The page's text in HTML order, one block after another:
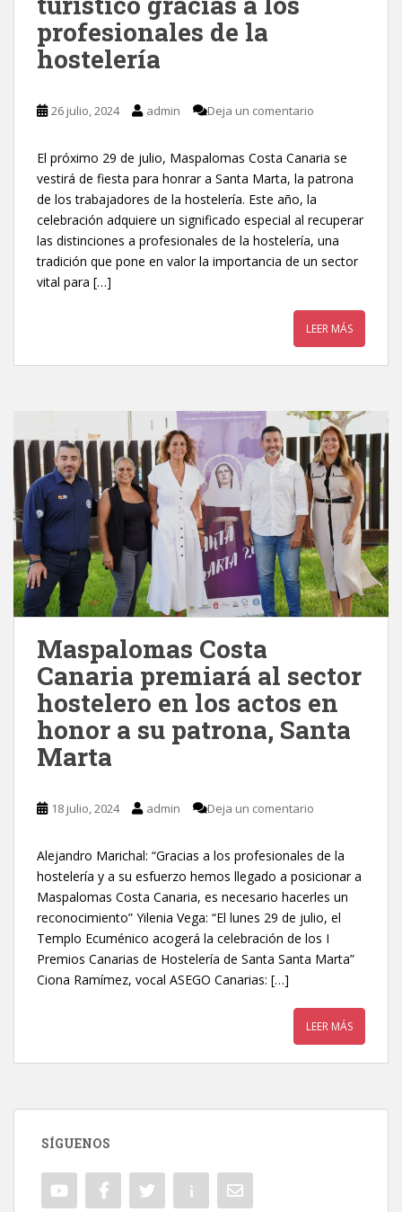
profesionales de la
hostelería
26 julio, 2024 admin Deja un comentario
El próximo 29 de julio, Maspalomas Costa Canaria se
vestirá de fiesta para honrar a Santa Marta, la patrona
de los trabajadores de la hostelería. Este año, la
celebración adquiere un significado especial al recuperar
las distinciones a profesionales de la hostelería, una
tradición que pone en valor la importancia de un sector
vital para […]
LEER MÁS
Maspalomas Costa
Canaria premiará al sector
hostelero en los actos en
honor a su patrona, Santa
Marta
18 julio, 2024 admin Deja un comentario
Alejandro Marichal: “Gracias a los profesionales de la
hostelería y a su esfuerzo hemos llegado a posicionar a
Maspalomas Costa Canaria, es necesario hacerles un
reconocimiento” Yilenia Vega: “El lunes 29 de julio, el
Templo Ecuménico acogerá la celebración de los I
Premios Canarias de Hostelería de Santa Santa Marta”
Ciona Ramímez, vocal ASEGO Canarias: […]
LEER MÁS
SÍGUENOS